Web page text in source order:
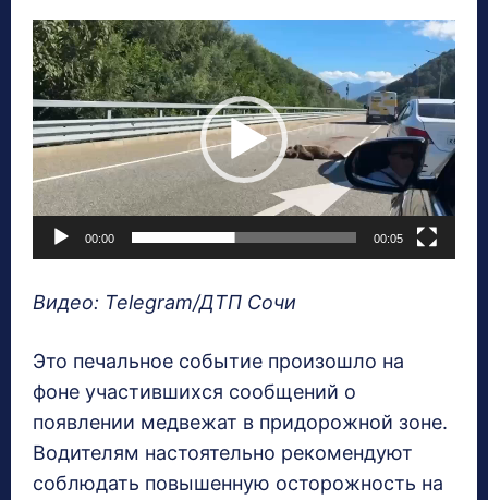
В
и
д
е
о
п
л
р
00:00 00:05
Видео: Telegram/ДТП Сочи
Это печальное событие произошло на
фоне участившихся сообщений о
появлении медвежат в придорожной зоне.
Водителям настоятельно рекомендуют
соблюдать повышенную осторожность на